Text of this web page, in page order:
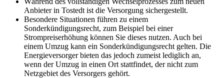
Anbieter in Tostedt ist die Versorgung sichergestellt.
Besondere Situationen führen zu einem
Sonderkündigungsrecht, zum Beispiel bei einer
Strompreiserhöhung können Sie dieses nutzen. Auch bei
einem Umzug kann ein Sonderkündigungsrecht gelten. Die
Energieversorger bieten das jedoch zumeist lediglich an,
wenn der Umzug in einen Ort stattfindet, der nicht zum
Netzgebiet des Versorgers gehört.